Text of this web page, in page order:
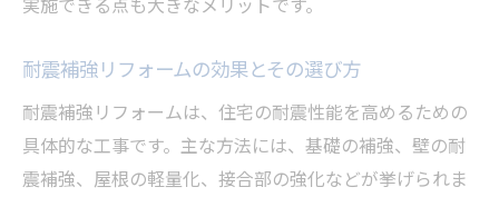
例
費用も安心の耐震リフォームポイント
リフォーム費用を抑える耐震対策の選び方
耐震リフォーム費用の目安と節約ポイント
耐震補強リフォームの効果とその選び方
耐震補強リフォームは、住宅の耐震性能を高めるための
具体的な工事です。主な方法には、基礎の補強、壁の耐
震補強、屋根の軽量化、接合部の強化などが挙げられま